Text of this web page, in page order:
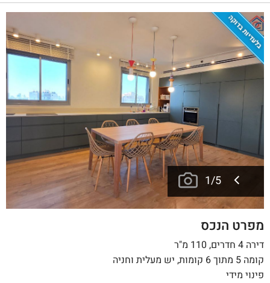
בלעדיות בדוקה
1/5
מפרט הנכס
דירה 4 חדרים, 110 מ"ר
קומה 5 מתוך 6 קומות, יש מעלית וחניה
פינוי מידי